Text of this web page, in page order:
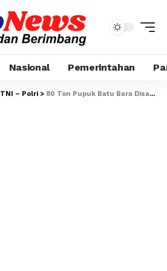
Nasional Pemerintahan
TNI – Polri > 80 Ton Pupuk Batu Bara Disalurkan ke Petani Riau, Kapolri: Wujud Polri Hadir untuk Masyarakat